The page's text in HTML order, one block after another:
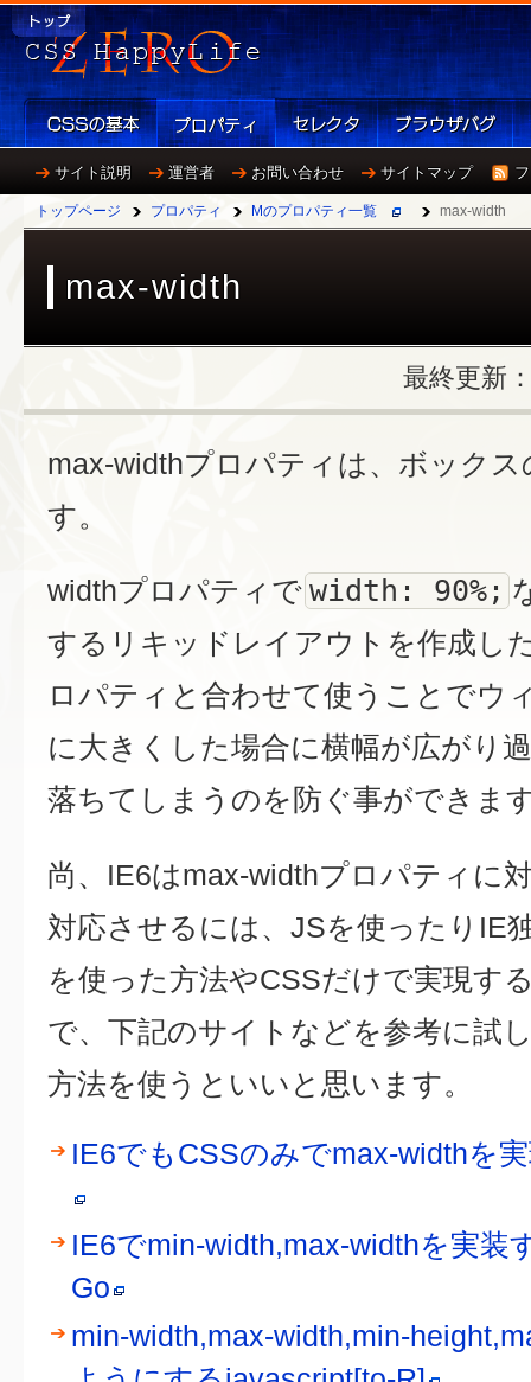
サイト説明 運営者 お問い合わせ サイトマップ
トップページ プロパティ Mのプロパティ一覧 max-width
max-width
最終更新
max-widthプロパティは、ボック
す。
widthプロパティで width: 90%;
するリキッドレイアウトを作成し
ロパティと合わせて使うことでウ
に大きくした場合に横幅が広がり
落ちてしまうのを防ぐ事ができま
尚、IE6はmax-widthプロパティに
対応させるには、JSを使ったりIE
を使った方法やCSSだけで実現す
で、下記のサイトなどを参考に試
方法を使うといいと思います。
IE6でもCSSのみでmax-widthを
IE6でmin-width,max-widthを実装
Go
min-width,max-width,min-